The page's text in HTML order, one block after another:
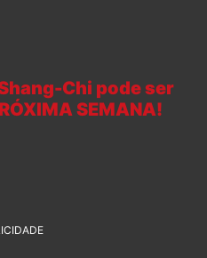
Chi pode ser
SEMANA!